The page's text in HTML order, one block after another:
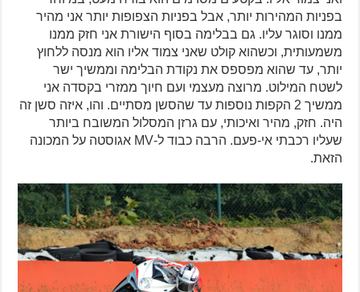
בפניות המהירות יותר, אבל בפניות הצפופות יותר אני מהיר
ממנו וסוגר עליו. גם בבלימה בסוף הישורת אני חזק ממנו
משמעותית, וכשהוא קולט שאני צמוד אליו הוא מנסה ללחוץ
יותר, עד שהוא מפספס את נקודת הבלימה וממשיך ישר
לשטח המילוט. מרוצה מעצמי ועם חיוך ממזרי בקסדה אני
ממשיך 2 הקפות נוספות עד שהסשן מסתיים. והו, איזה סשן זה
היה. חזק, מהיר ואיכותי, עם גרזן המסלול המשובח ביותר
שעליו רכבתי אי-פעם. הרבה כבוד ל-MV אגוסטה על המכונה
הזאת.